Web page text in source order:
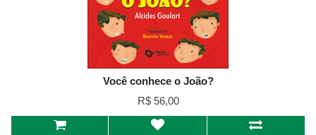
Você conhece o João?
R$ 56,00